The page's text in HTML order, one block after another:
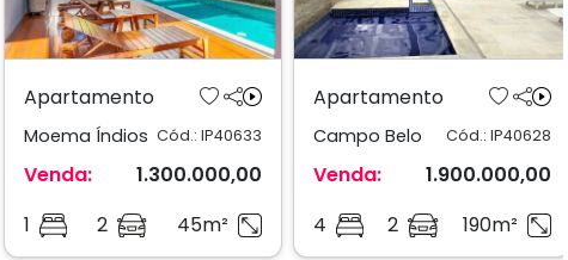
Apartamento
Moema Índios Cód.: IP40633
Venda:
1.300.000,00
1
2 45m²
Apartamento
Campo Belo Cód.: IP40628
Venda:
1.900.000,00
4
2 190m²